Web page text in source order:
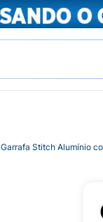
Garrafa Stitch Alumínio